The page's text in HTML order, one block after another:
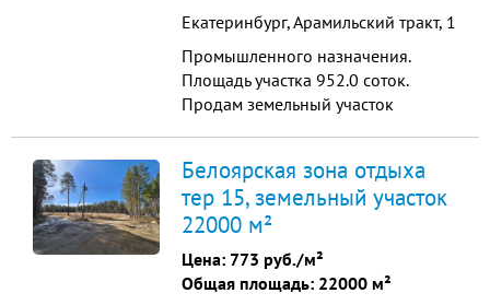
Екатеринбург, Арамильский тракт, 1
Промышленного назначения.
Площадь участка 952.0 соток.
Продам земельный участок
Екатеринбург (земли населенных
пунктов). Отличная транспортная
доступность. Подходит для любого
вида бизнеса. Участок расположен
в градостроительной зоне Ц-3 ...
Белоярская зона отдыха
тер 15, земельный участок
22000 м²
Цена: 773 руб./м²
Общая площадь: 22000 м²